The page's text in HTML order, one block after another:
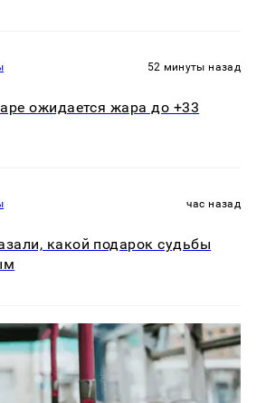
52 минуты назад
ожидается жара до +33
час назад
какой подарок судьбы